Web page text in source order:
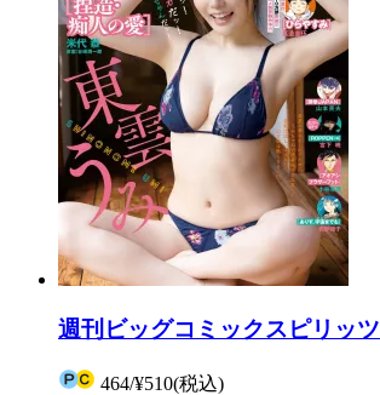
週刊ビッグコミックスピリッツ
464/¥510(税込)